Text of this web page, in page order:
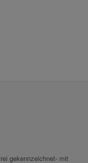
gekennzeichnet- mit